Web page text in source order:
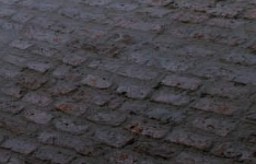
English for
en Melbourne